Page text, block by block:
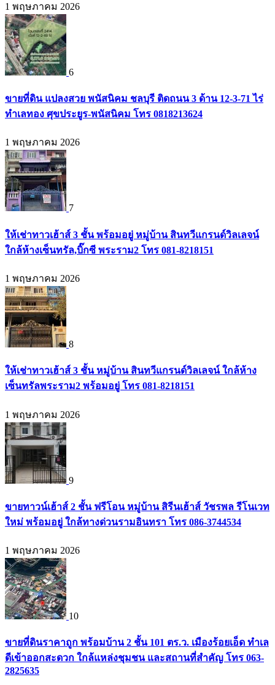
1 พฤษภาคม 2026
6
ขายที่ดิน แปลงสวย พนัสนิคม ชลบุรี ติดถนน 3 ด้าน 12-3-71 ไร่
ทำเลทอง ศุขประยูร-พนัสนิคม โทร 0818213624
1 พฤษภาคม 2026
7
ให้เช่าทาวเฮ้าส์ 3 ชั้น พร้อมอยู่ หมู่บ้าน สินทวีแกรนด์วิลเลจน์
ใกล้ห้างเซ็นทรัล,บิ๊กซี พระราม2 โทร 081-8218151
1 พฤษภาคม 2026
8
ให้เช่าทาวเฮ้าส์ 3 ชั้น หมู่บ้าน สินทวีแกรนด์วิลเลจน์ ใกล้ห้าง
เซ็นทรัลพระราม2 พร้อมอยู่ โทร 081-8218151
1 พฤษภาคม 2026
9
ขายทาวน์เฮ้าส์ 2 ชั้น ฟรีโอน หมู่บ้าน สิรีนเฮ้าส์ วัชรพล รีโนเวท
ใหม่ พร้อมอยู่ ใกล้ทางด่วนรามอินทรา โทร 086-3744534
1 พฤษภาคม 2026
10
ขายที่ดินราคาถูก พร้อมบ้าน 2 ชั้น 101 ตร.ว. เมืองร้อยเอ็ด ทำเล
ดีเข้าออกสะดวก ใกล้แหล่งชุมชน และสถานที่สำคัญ โทร 063-
2825635